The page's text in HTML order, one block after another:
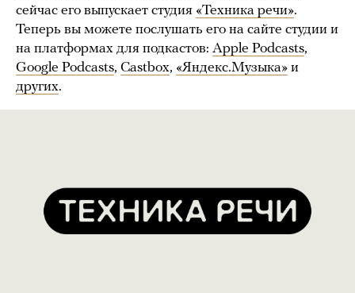
сейчас его выпускает студия «Техника речи».
Теперь вы можете послушать его на сайте студии и
на платформах для подкастов: Apple Podcasts,
Google Podcasts, Castbox, «Яндекс.Музыка» и
других.